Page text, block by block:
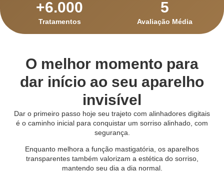
Tratamentos
+6.000
Avaliação Média
5
O melhor momento para
dar início ao seu aparelho
invisível
Dar o primeiro passo hoje seu trajeto com alinhadores digitais
é o caminho inicial para conquistar um sorriso alinhado, com
segurança.
Enquanto melhora a função mastigatória, os aparelhos
transparentes também valorizam a estética do sorriso,
mantendo seu dia a dia normal.